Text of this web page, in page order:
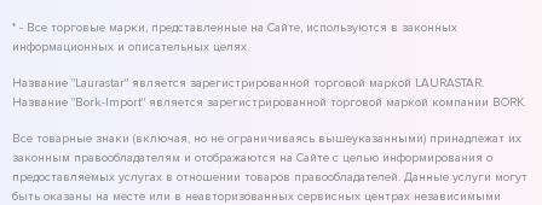
* - Все торговые марки, представленные на Сайте, используются в законных
информационных и описательных целях.
Название "Laurastar" является зарегистрированной торговой маркой LAURASTAR.
Название "Bork-Import" является зарегистрированной торговой маркой компании BORK.
Все товарные знаки (включая, но не ограничиваясь вышеуказанными) принадлежат их
законным правообладателям и отображаются на Сайте с целью информирования о
предоставляемых услугах в отношении товаров правообладателей. Данные услуги могут
быть оказаны на месте или в неавторизованных сервисных центрах независимыми